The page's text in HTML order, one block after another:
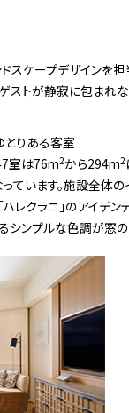
スケープデザインを
ストが静寂に包まれ
とりある客室
室は76m2から294m2
います。施設全体
クラニ」のアイデン
シンプルな色調が窓